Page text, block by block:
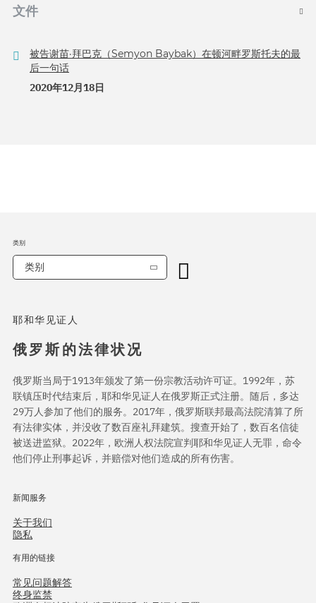
文件
被告谢苗·拜巴克（Semyon Baybak）在顿河畔罗斯托夫的最
后一句话
2020年12月18日
耶和华见证人
俄罗斯的法律状况
俄罗斯当局于1913年颁发了第一份宗教活动许可证。1992年，苏
联镇压时代结束后，耶和华见证人在俄罗斯正式注册。随后，多达
29万人参加了他们的服务。2017年，俄罗斯联邦最高法院清算了所
有法律实体，并没收了数百座礼拜建筑。搜查开始了，数百名信徒
被送进监狱。2022年，欧洲人权法院宣判耶和华见证人无罪，命令
他们停止刑事起诉，并赔偿对他们造成的所有伤害。
新闻服务
关于我们
隐私
有用的链接
常见问题解答
终身监禁
类别
类别